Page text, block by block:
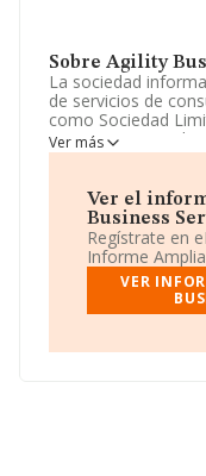
Sobre Agility
La sociedad
de servicios de
como Sociedad
CNAE corresponde
La sociedad no
De acuerdo con la
Comisión, de 6 de
microempresas,
compañía se
de empleados ha
atendiendo a los
número de
Ver más
Ver el
Business
Regístrate en
Informe
VER